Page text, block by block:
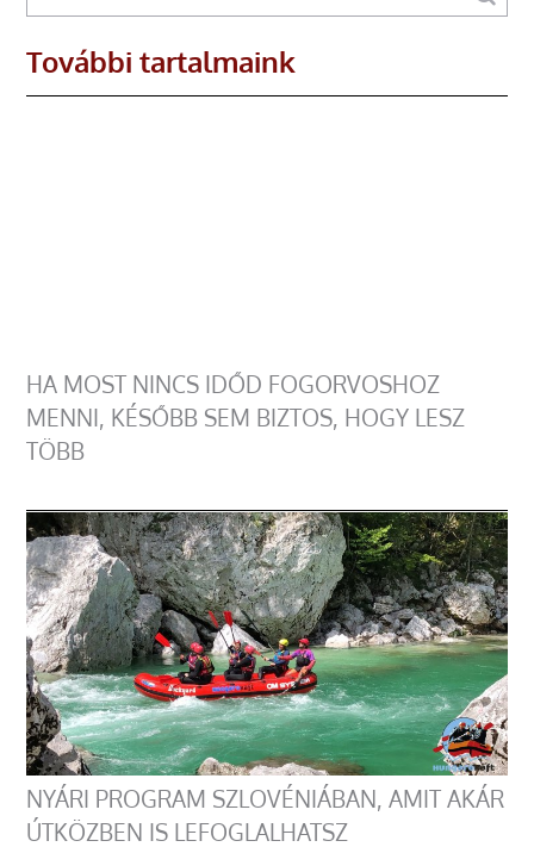
További tartalmaink
HA MOST NINCS IDŐD FOGORVOSHOZ
MENNI, KÉSŐBB SEM BIZTOS, HOGY LESZ
TÖBB
NYÁRI PROGRAM SZLOVÉNIÁBAN, AMIT AKÁR
ÚTKÖZBEN IS LEFOGLALHATSZ